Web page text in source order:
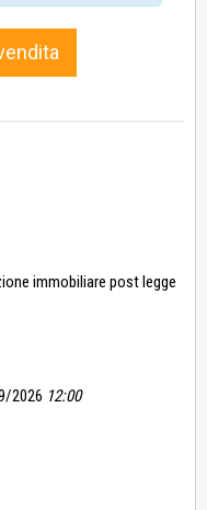
immobiliare post legge
2026 12:00